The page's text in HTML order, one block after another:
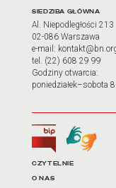
Adres
SIEDZIBA GŁÓWNA
Al. Niepodległości 213
02-086 Warszawa
e-mail:
tel. (22) 608 29 99
Godziny otwarcia:
poniedziałek–sobota
Biuletyn Informacji
Tłumacz
Linki do
CZYTELNIE
O NAS